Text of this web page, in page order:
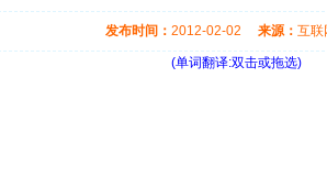
发布时间： 2012-02-02 来源： 互
(单词翻译:双击或拖选)